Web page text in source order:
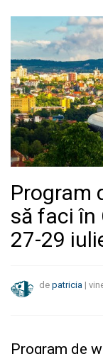
Program
să faci în
27-29
de patricia |
Program de